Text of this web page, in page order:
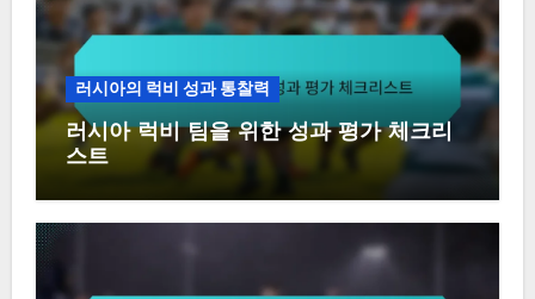
러시아의 럭비 성과 통찰력
러시아 럭비 팀을 위한 성과 평가 체크리
스트